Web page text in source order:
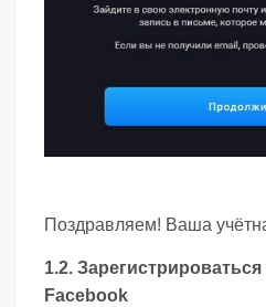
Поздравляем! Ваша
1.2.
Facebook